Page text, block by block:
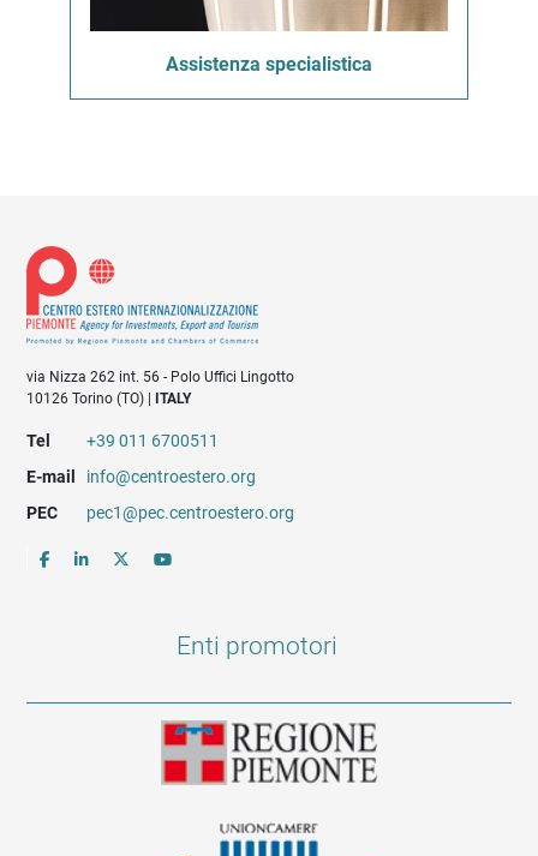
Assistenza specialistica
via Nizza 262 int. 56 - Polo Uffici Lingotto
10126 Torino (TO) |
ITALY
Tel
+39 011 6700511
E-mail
info@centroestero.org
PEC
pec1@pec.centroestero.org
Enti promotori